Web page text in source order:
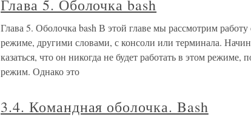
Глава 5. Оболочка bash
Глава 5. Оболочка bash В этой главе мы рассмотрим
режиме, другими словами, с консоли или терминала.
казаться, что он никогда не будет работать в этом режиме,
режим. Однако это
3.4. Командная оболочка. Bash